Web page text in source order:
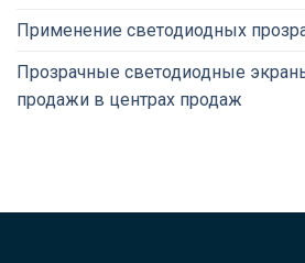
Применение светодиодных
Прозрачные светодиодные
продажи в центрах продаж